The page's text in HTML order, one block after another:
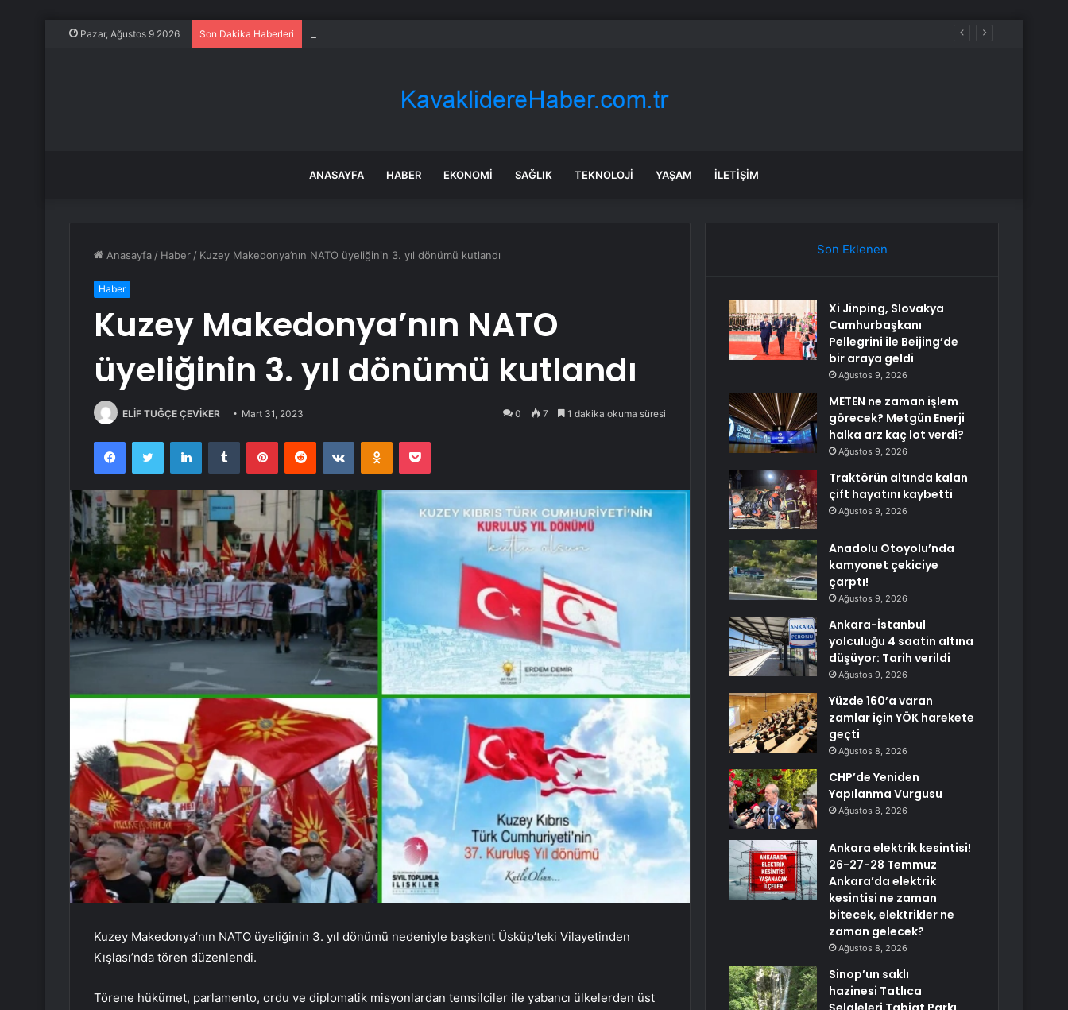
Pazar, Ağustos 9 2026 Son Dakika Haberleri
ANASAYFA HABER EKONOMI SAĞLIK TEKNOLOJI YAŞAM İLETIŞIM
Anasayfa / Haber / Kuzey Makedonya’nın NATO üyeliğinin 3. yıl dönümü kutlandı
Haber
Kuzey Makedonya’nın NATO
üyeliğinin 3. yıl dönümü kutlandı
ELİF TUĞÇE ÇEVİKER Mart 31, 2023 0 7 1 dakika okuma süresi
FacebookTwitter LinkedInTumblr PinterestReddit VKontakteOdnoklassniki
Pocket
Kuzey Makedonya’nın NATO üyeliğinin 3. yıl dönümü nedeniyle başkent Üsküp’teki Vilayetinden
Kışlası’nda tören düzenlendi.
Törene hükümet, parlamento, ordu ve diplomatik misyonlardan temsilciler ile yabancı ülkelerden üst
Son Eklenen
Xi Jinping, Slovakya
Cumhurbaşkanı
Pellegrini ile Beijing’de
bir araya geldi
Ağustos 9, 2026
METEN ne zaman işlem
görecek? Metgün Enerji
halka arz kaç lot verdi?
Ağustos 9, 2026
Traktörün altında kalan
çift hayatını kaybetti
Ağustos 9, 2026
Anadolu Otoyolu’nda
kamyonet çekiciye
çarptı!
Ağustos 9, 2026
Ankara-İstanbul
yolculuğu 4 saatin altına
düşüyor: Tarih verildi
Ağustos 9, 2026
Yüzde 160’a varan
zamlar için YÖK harekete
geçti
Ağustos 8, 2026
CHP’de Yeniden
Yapılanma Vurgusu
Ağustos 8, 2026
Ankara elektrik kesintisi!
26-27-28 Temmuz
Ankara’da elektrik
kesintisi ne zaman
bitecek, elektrikler ne
zaman gelecek?
Ağustos 8, 2026
Sinop’un saklı
hazinesi Tatlıca